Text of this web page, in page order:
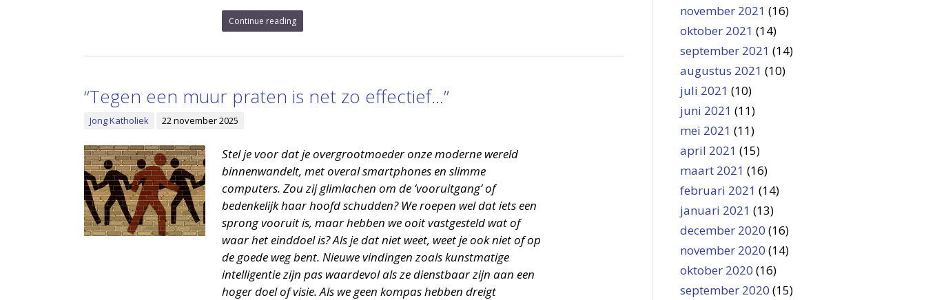
Continue reading
“Tegen een muur praten is net zo effectief…”
Jong Katholiek 22 november 2025
Stel je voor dat je overgrootmoeder onze moderne wereld
binnenwandelt, met overal smartphones en slimme
computers. Zou zij glimlachen om de ‘vooruitgang’ of
bedenkelijk haar hoofd schudden? We roepen wel dat iets een
sprong vooruit is, maar hebben we ooit vastgesteld wat of
waar het einddoel is? Als je dat niet weet, weet je ook niet of op
de goede weg bent. Nieuwe vindingen zoals kunstmatige
intelligentie zijn pas waardevol als ze dienstbaar zijn aan een
hoger doel of visie. Als we geen kompas hebben dreigt
november 2021 (16)
oktober 2021 (14)
september 2021 (14)
augustus 2021 (10)
juli 2021 (10)
juni 2021 (11)
mei 2021 (11)
april 2021 (15)
maart 2021 (16)
februari 2021 (14)
januari 2021 (13)
december 2020 (16)
november 2020 (14)
oktober 2020 (16)
september 2020 (15)